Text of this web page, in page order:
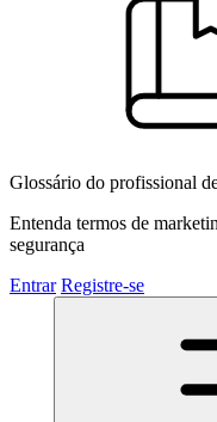
Glossário do profissional
Entenda termos de
segurança
Entrar Registre-se